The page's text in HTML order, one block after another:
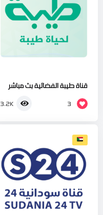
قناة طيبة الفضائية بث مباشر
3
3.2K